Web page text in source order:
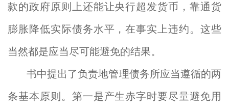
款的政府原则上还能让央行超发货币，靠通货
膨胀降低实际债务水平，在事实上违约。这些
当然都是应当尽可能避免的结果。
书中提出了负责地管理债务所应当遵循的两
条基本原则。第一是产生赤字时要尽量避免用